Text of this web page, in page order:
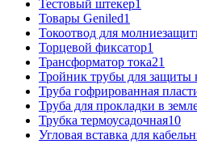
Тестовый штекер1
Товары Geniled1
Токоотвод для
Торцевой фиксатор1
Трансформатор тока21
Тройник трубы для защиты
Труба гофрированная
Труба для прокладки в
Трубка термоусадочная10
Угловая вставка для